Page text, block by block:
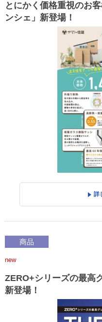
とにかく価格重視のお
ンシェ」新登場！
詳
商品
new
ZERO+シリーズの最高
新登場！